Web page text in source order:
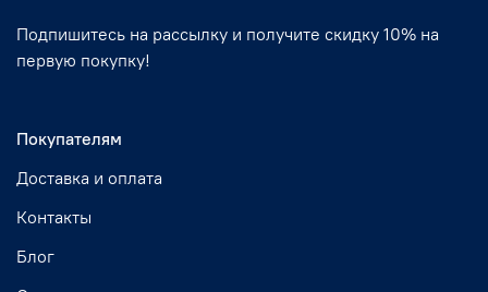
Покупателям
Доставка и оплата
Контакты
Блог
Подпишитесь на рассылку и получите скидку 10% на
первую покупку!